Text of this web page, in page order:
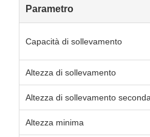
Parametro
Capacità di sollevamento
Altezza di sollevamento
Altezza di sollevamento
Altezza minima